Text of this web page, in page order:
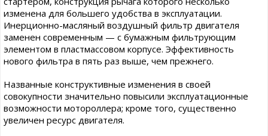
изменена для большего удобства в эксплуатации.
Инерционно-масляный воздушный фильтр двигателя
заменен современным — с бумажным фильтрующим
элементом в пластмассовом корпусе. Эффективность
нового фильтра в пять раз выше, чем прежнего.
Названные конструктивные изменения в своей
совокупности значительно повысили эксплуатационные
возможности мотороллера; кроме того, существенно
увеличен ресурс двигателя.